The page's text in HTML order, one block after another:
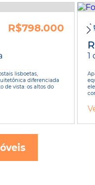
R$798.000
lisboetas,
diferenciada
de vista: os altos do
1